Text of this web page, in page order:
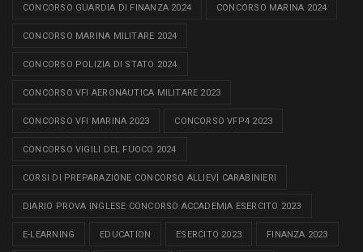
CONCORSO GUARDIA DI FINANZA 2024 CONCORSO MARINA 2024
CONCORSO MARINA MILITARE 2024
CONCORSO POLIZIA DI STATO 2024
CONCORSO VFI AERONAUTICA MILITARE 2023
CONCORSO VFI MARINA 2023 CONCORSO VFP4 2023
CONCORSO VIGILI DEL FUOCO 2024
CORSI DI PREPARAZIONE CONCORSO ALLIEVI CARABINIERI
DIARIO PROVA INGLESE CONCORSO ACCADEMIA ESERCITO 2023
E-LEARNING EDUCATION ESERCITO 2023 FINANZA 2023